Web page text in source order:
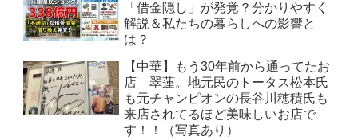
「借金隠し」が発覚？分かりやすく
解説＆私たちの暮らしへの影響と
は？
【中華】もう30年前から通ってたお
店 翠蓮。地元民のトータス松本氏
も元チャンピオンの長谷川穂積氏も
来店されてるほど美味しいお店で
す！！（写真あり）